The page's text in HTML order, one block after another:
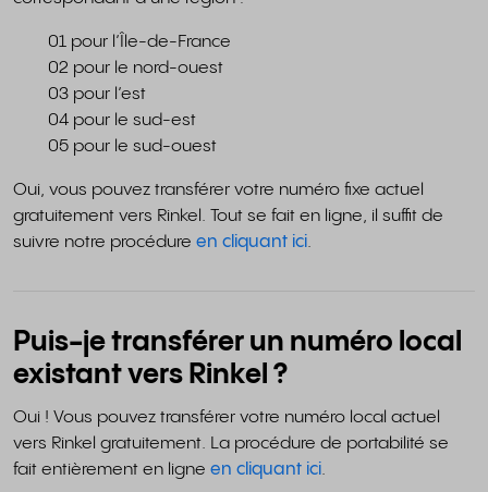
01 pour l’Île-de-France
02 pour le nord-ouest
03 pour l’est
04 pour le sud-est
05 pour le sud-ouest
Oui, vous pouvez transférer votre numéro fixe actuel
gratuitement vers Rinkel. Tout se fait en ligne, il suffit de
suivre notre procédure en cliquant ici.
Puis-je transférer un numéro local
existant vers Rinkel ?
​​​​Oui ! Vous pouvez transférer votre numéro local actuel
vers Rinkel gratuitement. La procédure de portabilité se
fait entièrement en ligne en cliquant ici.